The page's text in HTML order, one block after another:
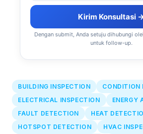
Kirim Konsultasi
Dengan submit, Anda setuju dihubungi
untuk follow-up.
BUILDING INSPECTION
CONDITION
ELECTRICAL INSPECTION
ENERGY
FAULT DETECTION
HEAT
HOTSPOT DETECTION
HVAC